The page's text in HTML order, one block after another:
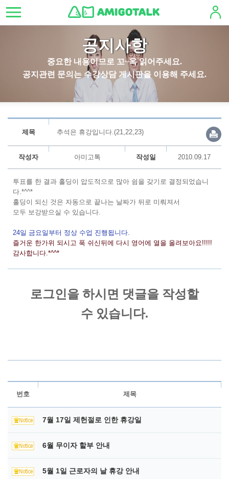
공지사항
중요한 내용이므로 꼬~옥 읽어주세요.
공지관련 문의는 수강상담 게시판을 이용해 주세요.
제목 추석은 휴강입니다.(21,22,23)
작성자 아미고톡 작성일 2010.09.17
투표를 한 결과 홀딩이 압도적으로 많아 쉼을 갖기로 결정되었습니
다.*^^*
홀딩이 되신 것은 자동으로 끝나는 날짜가 뒤로 미뤄져서
모두 보강받으실 수 있습니다.
24일 금요일부터 정상 수업 진행됩니다.
즐거운 한가위 되시고 푹 쉬신뒤에 다시 영어에 열을 올려보아요!!!!!
감사합니다.*^^*